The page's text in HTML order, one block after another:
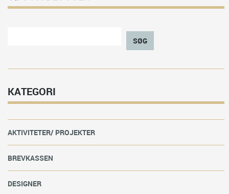
SØG
KATEGORI
AKTIVITETER/ PROJEKTER
BREVKASSEN
DESIGNER